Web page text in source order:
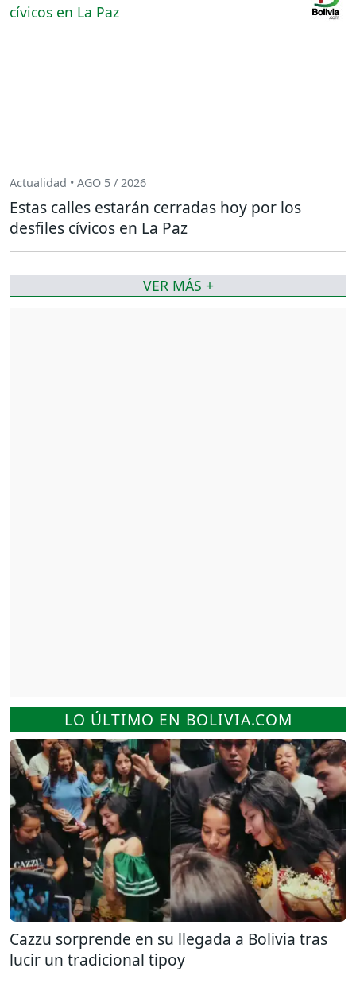
LO ÚLTIMO EN BOLIVIA.COM
Cazzu sorprende en su llegada a Bolivia tras
lucir un tradicional tipoy
Actualidad • AGO 5 / 2026
Estas calles estarán cerradas hoy por los
desfiles cívicos en La Paz
VER MÁS +